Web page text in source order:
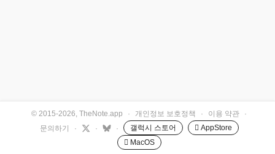
© 2015-2026, TheNote.app · 개인정보 보호정책 · 이용 약관
·
문의하기
· · · 갤럭시 스토어
 AppStore
 MacOS